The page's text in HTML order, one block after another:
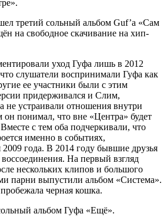
третий сольный альбом Guf’а «Сам
на свободное скачивание на хип-
уход Гуфа лишь в 2012
слушатели воспринимали Гуфа как
ее участники были с этим
придерживался и Слим,
не устраивали отношения внутри
он понимал, что вне «Центра» будет
с тем оба подчеркивали, что
именно в событиях,
года. В 2014 году бывшие друзья
На первый взгляд
нескольких клипов и большого
парни выпустили альбом «Система».
черная кошка.
альбом Гуфа «Ещё».